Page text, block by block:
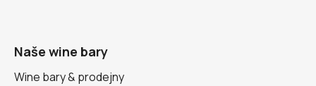
Naše wine bary
Wine bary & prodejny